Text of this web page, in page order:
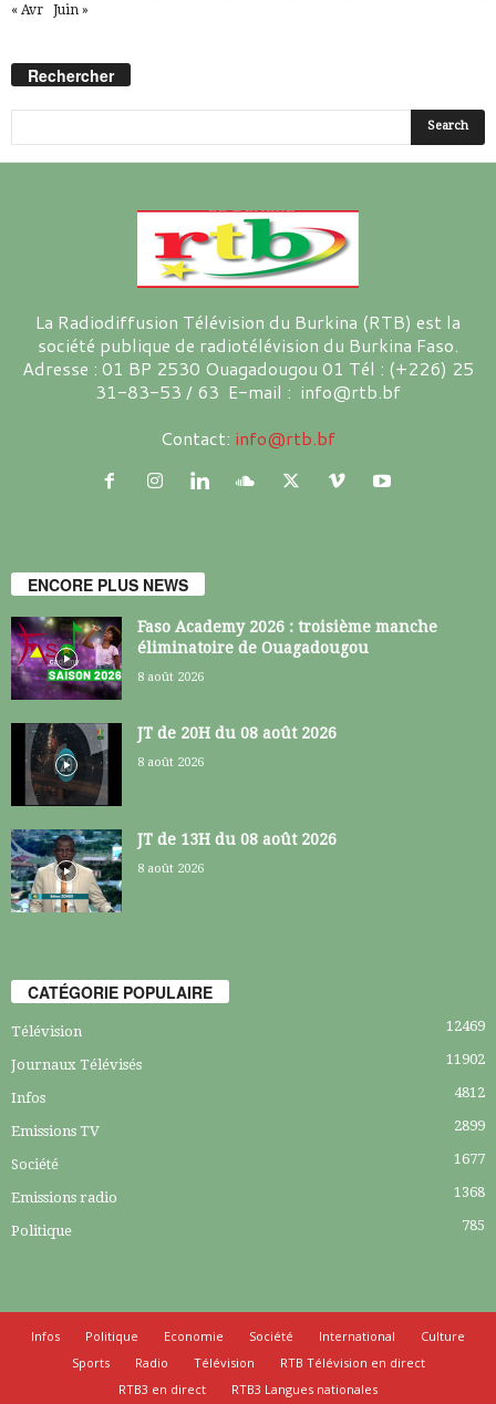
« Avr Juin »
Rechercher
La Radiodiffusion Télévision du Burkina (RTB) est la
société publique de radiotélévision du Burkina Faso.
Adresse : 01 BP 2530 Ouagadougou 01 Tél : (+226) 25
31-83-53 / 63 E-mail : info@rtb.bf
Contact: info@rtb.bf
ENCORE PLUS NEWS
Faso Academy 2026 : troisième manche
éliminatoire de Ouagadougou
8 août 2026
JT de 20H du 08 août 2026
8 août 2026
JT de 13H du 08 août 2026
8 août 2026
CATÉGORIE POPULAIRE
Télévision 12469
Journaux Télévisés 11902
Infos 4812
Emissions TV 2899
Société 1677
Emissions radio 1368
Politique 785
Infos Politique Economie Société International
Culture
Sports
Radio Télévision
RTB Télévision en direct
RTB3 en direct
RTB3 Langues nationales